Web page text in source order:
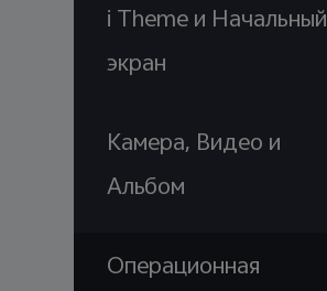
i Theme и Начальный
экран
Камера, Видео и
Альбом
Операционная